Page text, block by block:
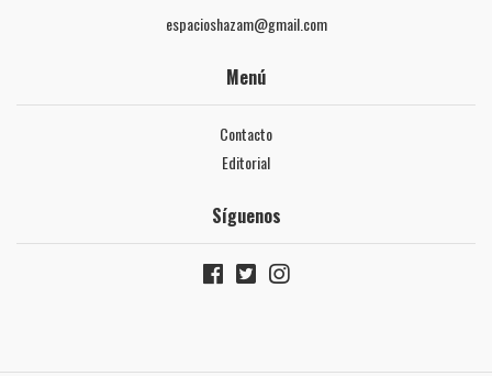
espacioshazam@gmail.com
Menú
Contacto
Editorial
Síguenos